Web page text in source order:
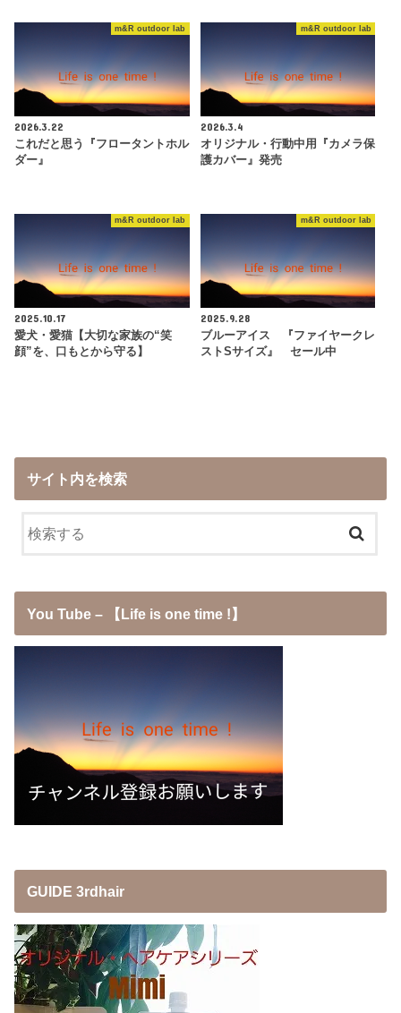
m&R outdoor lab
2026.3.22
これだと思う『フロータントホル
ダー』
m&R outdoor lab
2026.3.4
オリジナル・行動中用『カメラ保
護カバー』発売
m&R outdoor lab
2025.10.17
愛犬・愛猫【大切な家族の“笑
顔”を、口もとから守る】
m&R outdoor lab
2025.9.28
ブルーアイス 『ファイヤークレ
ストSサイズ』 セール中
サイト内を検索
You Tube – 【Life is one time !】
GUIDE 3rdhair